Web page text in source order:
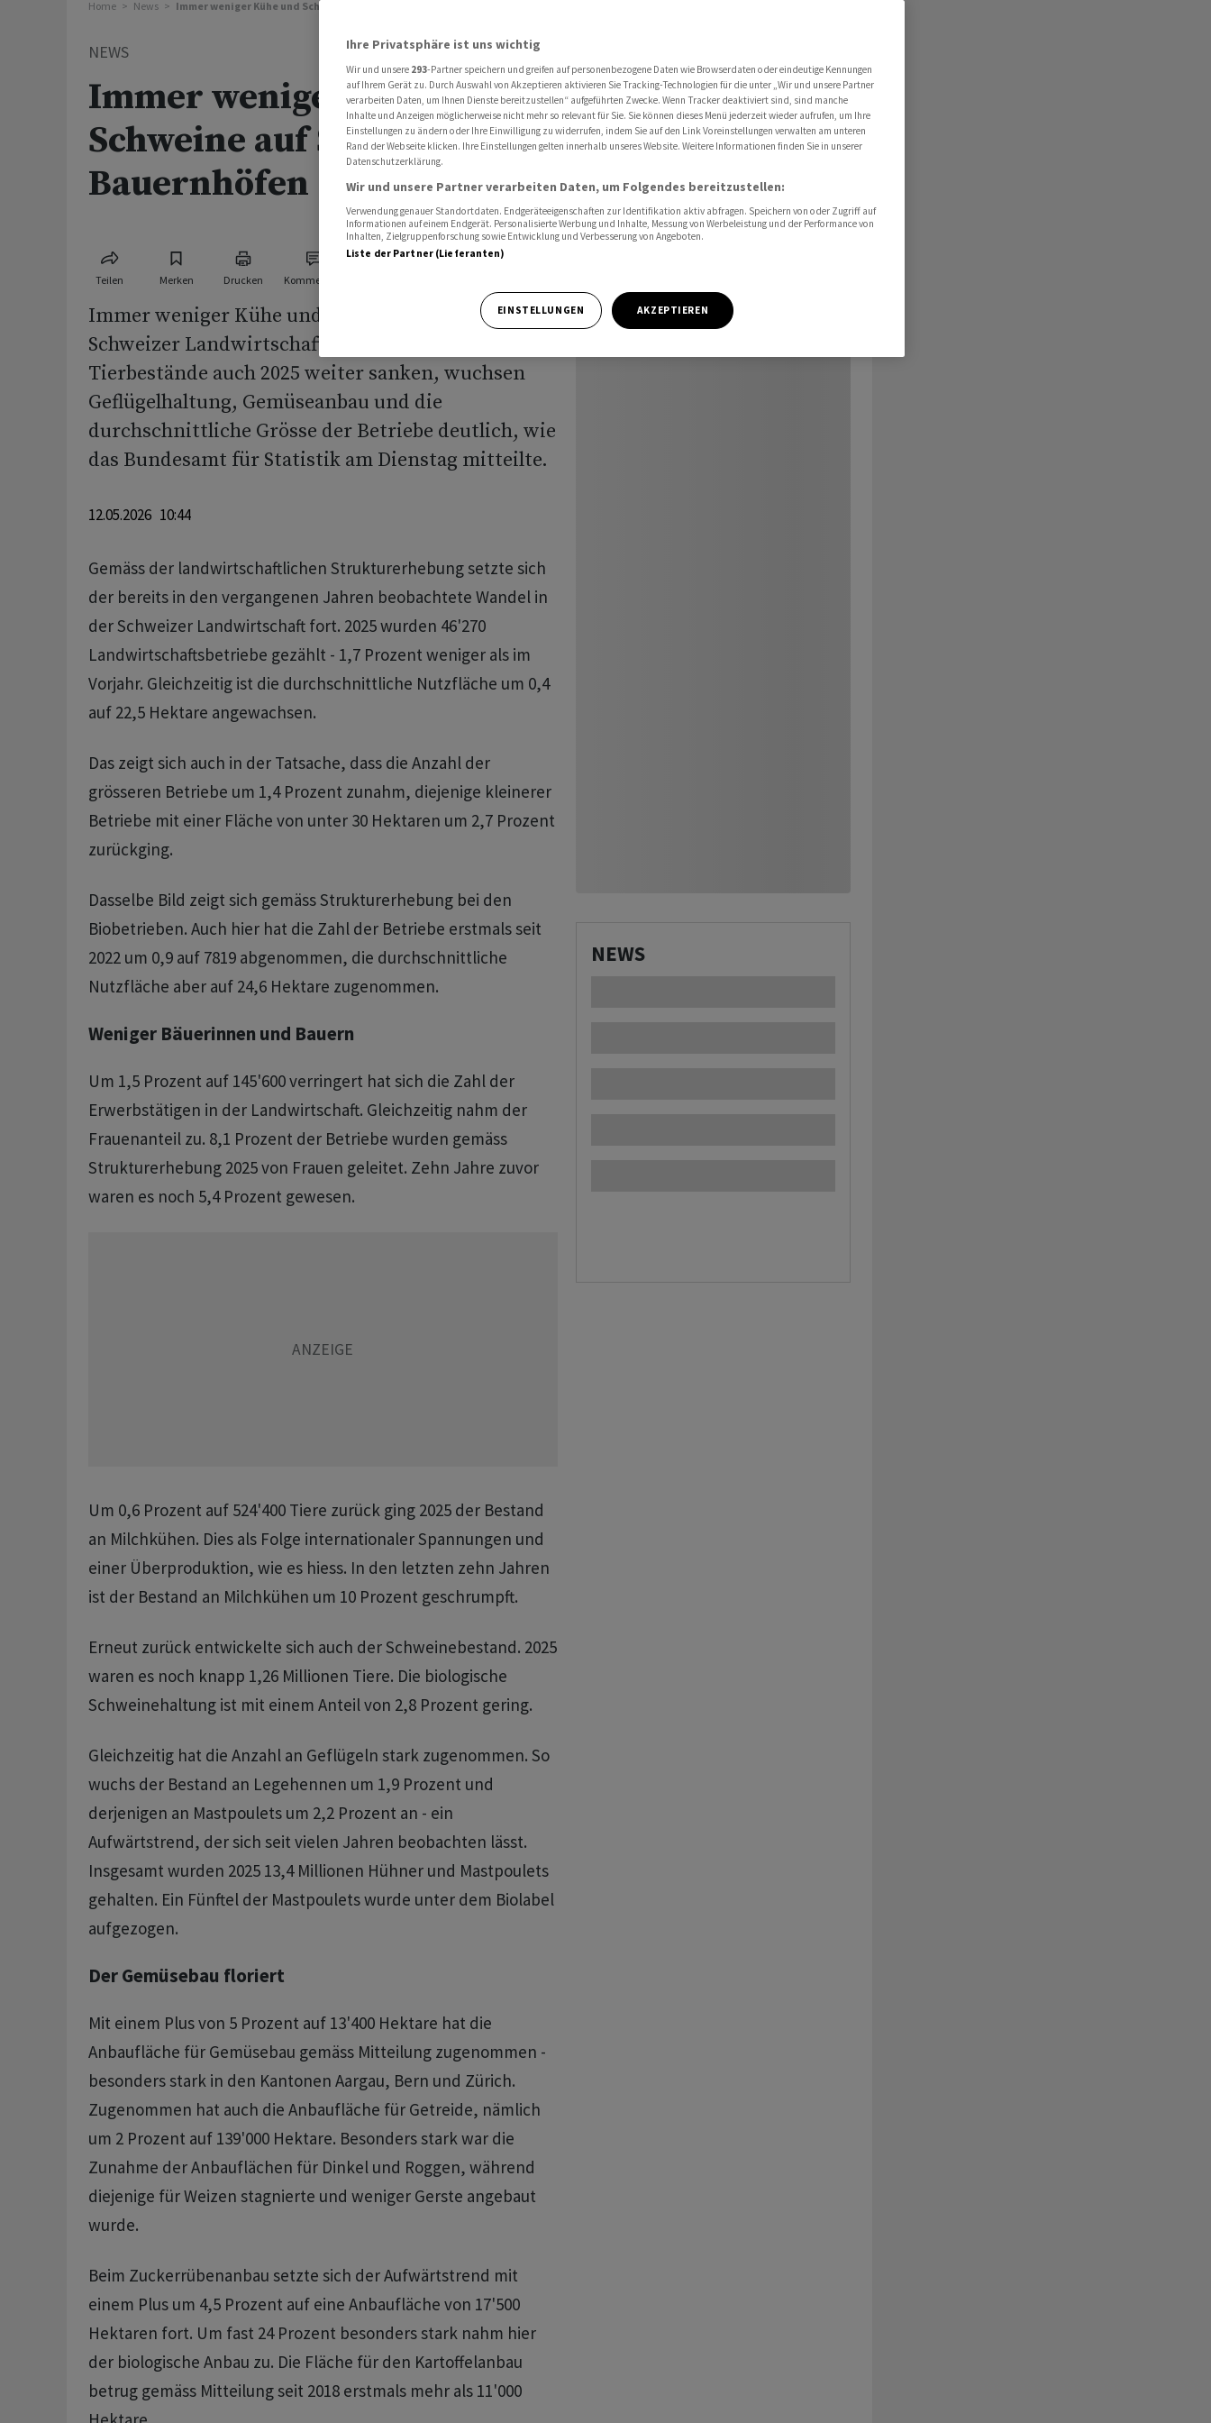
Home News Immer weniger Kühe und Schweine auf Schweizer Bauernhöfen
NEWS
Immer weniger Kühe und
Schweine auf Schweizer
Bauernhöfen
Teilen Merken Drucken Kommentare
Immer weniger Kühe und Schweine prägen die
Schweizer Landwirtschaft. Während diese
Tierbestände auch 2025 weiter sanken, wuchsen
Geflügelhaltung, Gemüseanbau und die
durchschnittliche Grösse der Betriebe deutlich, wie
das Bundesamt für Statistik am Dienstag mitteilte.
12.05.2026 10:44
Gemäss der landwirtschaftlichen Strukturerhebung setzte sich
der bereits in den vergangenen Jahren beobachtete Wandel in
der Schweizer Landwirtschaft fort. 2025 wurden 46'270
Landwirtschaftsbetriebe gezählt - 1,7 Prozent weniger als im
Vorjahr. Gleichzeitig ist die durchschnittliche Nutzfläche um 0,4
auf 22,5 Hektare angewachsen.
Das zeigt sich auch in der Tatsache, dass die Anzahl der
grösseren Betriebe um 1,4 Prozent zunahm, diejenige kleinerer
Betriebe mit einer Fläche von unter 30 Hektaren um 2,7 Prozent
zurückging.
Dasselbe Bild zeigt sich gemäss Strukturerhebung bei den
Biobetrieben. Auch hier hat die Zahl der Betriebe erstmals seit
2022 um 0,9 auf 7819 abgenommen, die durchschnittliche
Nutzfläche aber auf 24,6 Hektare zugenommen.
Weniger Bäuerinnen und Bauern
Um 1,5 Prozent auf 145'600 verringert hat sich die Zahl der
Erwerbstätigen in der Landwirtschaft. Gleichzeitig nahm der
Frauenanteil zu. 8,1 Prozent der Betriebe wurden gemäss
Strukturerhebung 2025 von Frauen geleitet. Zehn Jahre zuvor
waren es noch 5,4 Prozent gewesen.
Um 0,6 Prozent auf 524'400 Tiere zurück ging 2025 der Bestand
an Milchkühen. Dies als Folge internationaler Spannungen und
einer Überproduktion, wie es hiess. In den letzten zehn Jahren
ist der Bestand an Milchkühen um 10 Prozent geschrumpft.
Erneut zurück entwickelte sich auch der Schweinebestand. 2025
waren es noch knapp 1,26 Millionen Tiere. Die biologische
Schweinehaltung ist mit einem Anteil von 2,8 Prozent gering.
Gleichzeitig hat die Anzahl an Geflügeln stark zugenommen. So
wuchs der Bestand an Legehennen um 1,9 Prozent und
derjenigen an Mastpoulets um 2,2 Prozent an - ein
Aufwärtstrend, der sich seit vielen Jahren beobachten lässt.
Insgesamt wurden 2025 13,4 Millionen Hühner und Mastpoulets
gehalten. Ein Fünftel der Mastpoulets wurde unter dem Biolabel
aufgezogen.
Der Gemüsebau floriert
Mit einem Plus von 5 Prozent auf 13'400 Hektare hat die
Anbaufläche für Gemüsebau gemäss Mitteilung zugenommen -
besonders stark in den Kantonen Aargau, Bern und Zürich.
Zugenommen hat auch die Anbaufläche für Getreide, nämlich
um 2 Prozent auf 139'000 Hektare. Besonders stark war die
Zunahme der Anbauflächen für Dinkel und Roggen, während
diejenige für Weizen stagnierte und weniger Gerste angebaut
wurde.
Beim Zuckerrübenanbau setzte sich der Aufwärtstrend mit
einem Plus um 4,5 Prozent auf eine Anbaufläche von 17'500
Hektaren fort. Um fast 24 Prozent besonders stark nahm hier
der biologische Anbau zu. Die Fläche für den Kartoffelanbau
betrug gemäss Mitteilung seit 2018 erstmals mehr als 11'000
NEWS
Ihre Privatsphäre ist uns wichtig
Wir und unsere 293-Partner speichern und greifen auf personenbezogene Daten wie Browserdaten oder eindeutige Kennungen
auf Ihrem Gerät zu. Durch Auswahl von Akzeptieren aktivieren Sie Tracking-Technologien für die unter „Wir und unsere Partner
verarbeiten Daten, um Ihnen Dienste bereitzustellen“ aufgeführten Zwecke. Wenn Tracker deaktiviert sind, sind manche
Inhalte und Anzeigen möglicherweise nicht mehr so relevant für Sie. Sie können dieses Menü jederzeit wieder aufrufen, um Ihre
Einstellungen zu ändern oder Ihre Einwilligung zu widerrufen, indem Sie auf den Link Voreinstellungen verwalten am unteren
Rand der Webseite klicken. Ihre Einstellungen gelten innerhalb unseres Website. Weitere Informationen finden Sie in unserer
Datenschutzerklärung.
Wir und unsere Partner verarbeiten Daten, um Folgendes bereitzustellen:
Verwendung genauer Standortdaten. Endgeräteeigenschaften zur Identifikation aktiv abfragen. Speichern von oder Zugriff auf
Informationen auf einem Endgerät. Personalisierte Werbung und Inhalte, Messung von Werbeleistung und der Performance von
Inhalten, Zielgruppenforschung sowie Entwicklung und Verbesserung von Angeboten.
Liste der Partner (Lieferanten)
EINSTELLUNGEN AKZEPTIEREN